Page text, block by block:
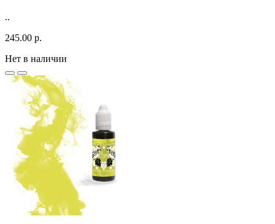
..
245.00 р.
Нет в наличии